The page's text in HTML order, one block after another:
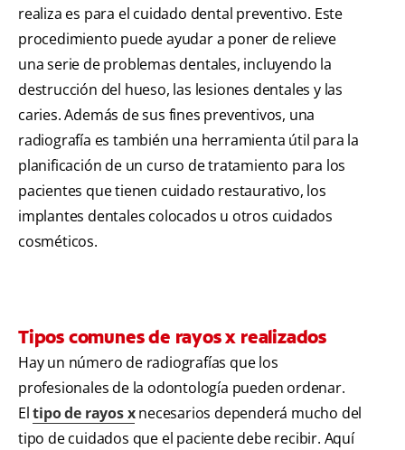
realiza es para el cuidado dental preventivo. Este
procedimiento puede ayudar a poner de relieve
una serie de problemas dentales, incluyendo la
destrucción del hueso, las lesiones dentales y las
caries. Además de sus fines preventivos, una
radiografía es también una herramienta útil para la
planificación de un curso de tratamiento para los
pacientes que tienen cuidado restaurativo, los
implantes dentales colocados u otros cuidados
cosméticos.
Tipos comunes de rayos x realizados
Hay un número de radiografías que los
profesionales de la odontología pueden ordenar.
Eltipo de rayos xnecesarios dependerá mucho del
tipo de cuidados que el paciente debe recibir. Aquí